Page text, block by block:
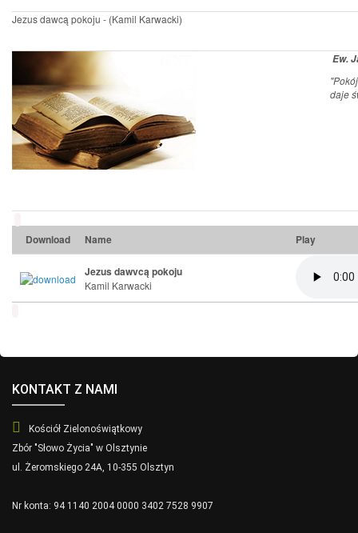
Jezus dawcą pokoju - (Kamil Karwacki)
Ew.
daje
Download Name Play
Jezus dawvcą pokoju
Kamil Karwacki
KONTAKT Z NAMI
Kościół Zielonoświątkowy
Zbór "Słowo Życia" w Olsztynie
ul. Żeromskiego 24A, 10-355 Olsztyn
Nr konta: 94 1140 2004 0000 3402 7528 9907